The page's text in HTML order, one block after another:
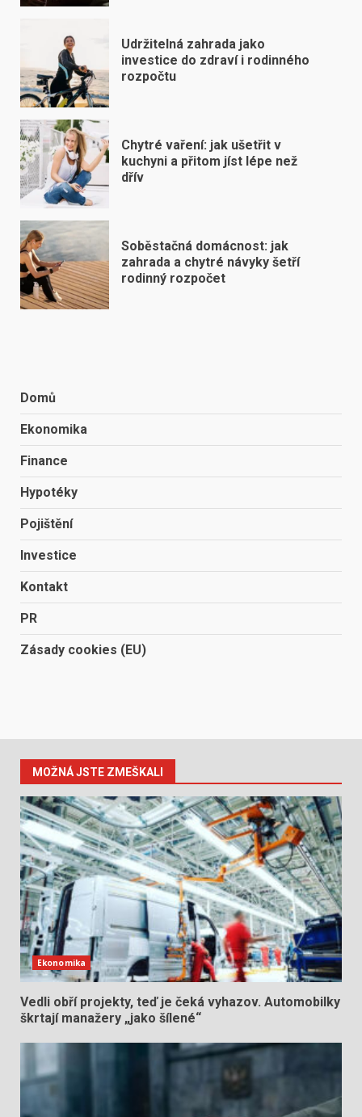
Udržitelná zahrada jako
investice do zdraví i rodinného
rozpočtu
Chytré vaření: jak ušetřit v
kuchyni a přitom jíst lépe než
dřív
Soběstačná domácnost: jak
zahrada a chytré návyky šetří
rodinný rozpočet
Domů
Ekonomika
Finance
Hypotéky
Pojištění
Investice
Kontakt
PR
Zásady cookies (EU)
MOŽNÁ JSTE ZMEŠKALI
Ekonomika
Vedli obří projekty, teď je čeká vyhazov. Automobilky
škrtají manažery „jako šílené“